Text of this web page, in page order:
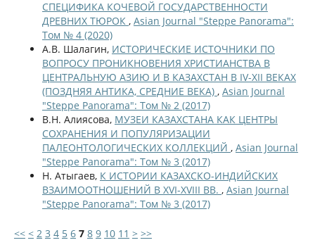
СПЕЦИФИКА КОЧЕВОЙ ГОСУДАРСТВЕННОСТИ
ДРЕВНИХ ТЮРОК , Asian Journal "Steppe Panorama":
Том № 4 (2020)
А.В. Шалагин, ИСТОРИЧЕСКИЕ ИСТОЧНИКИ ПО
ВОПРОСУ ПРОНИКНОВЕНИЯ ХРИСТИАНСТВА В
ЦЕНТРАЛЬНУЮ АЗИЮ И В КАЗАХСТАН В IV-XII ВЕКАХ
(ПОЗДНЯЯ АНТИКА, СРЕДНИЕ ВЕКА) , Asian Journal
"Steppe Panorama": Том № 2 (2017)
В.Н. Алиясова, МУЗЕИ КАЗАХСТАНА КАК ЦЕНТРЫ
СОХРАНЕНИЯ И ПОПУЛЯРИЗАЦИИ
ПАЛЕОНТОЛОГИЧЕСКИХ КОЛЛЕКЦИЙ , Asian Journal
"Steppe Panorama": Том № 3 (2017)
Н. Атыгаев, К ИСТОРИИ КАЗАХСКО-ИНДИЙСКИХ
ВЗАИМООТНОШЕНИЙ В XVI-XVIII ВВ. , Asian Journal
"Steppe Panorama": Том № 3 (2017)
<< < 2 3 4 5 6 7 8 9 10 11 > >>